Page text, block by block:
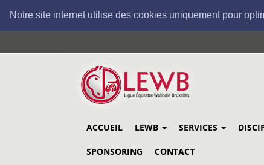
Notre site internet utilise des cookies uniquement pour
au
ACCUEIL LEWB SERVICES
SPONSORING CONTACT